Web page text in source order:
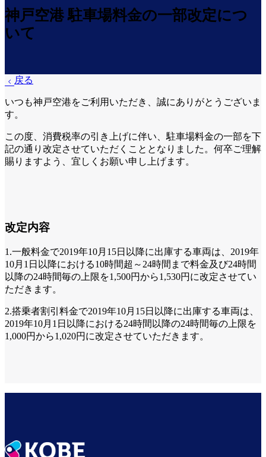
神戸空港 駐車場料金の一部改定につ
いて
戻る
いつも神戸空港をご利用いただき、誠にありがとうございま
す。
この度、消費税率の引き上げに伴い、駐車場料金の一部を下
記の通り改定させていただくこととなりました。何卒ご理解
賜りますよう、宜しくお願い申し上げます。
改定内容
1.一般料金で2019年10月15日以降に出庫する車両は、2019年
10月1日以降における10時間超～24時間まで料金及び24時間
以降の24時間毎の上限を1,500円から1,530円に改定させてい
ただきます。
2.搭乗者割引料金で2019年10月15日以降に出庫する車両は、
2019年10月1日以降における24時間以降の24時間毎の上限を
1,000円から1,020円に改定させていただきます。